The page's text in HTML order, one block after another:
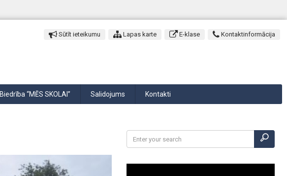
Sūtīt ieteikumu Lapas karte E-klase Kontaktinformācija
Biedrība “MĒS SKOLAI” Salidojums Kontakti